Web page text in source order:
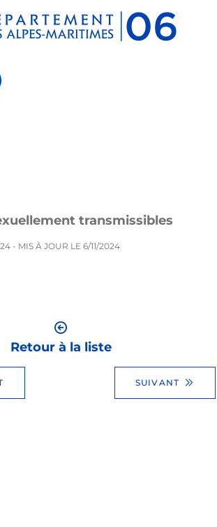
des cookies
transmissibles
- MIS À JOUR LE 6/11/2024
Retour à la liste
SUIVANT